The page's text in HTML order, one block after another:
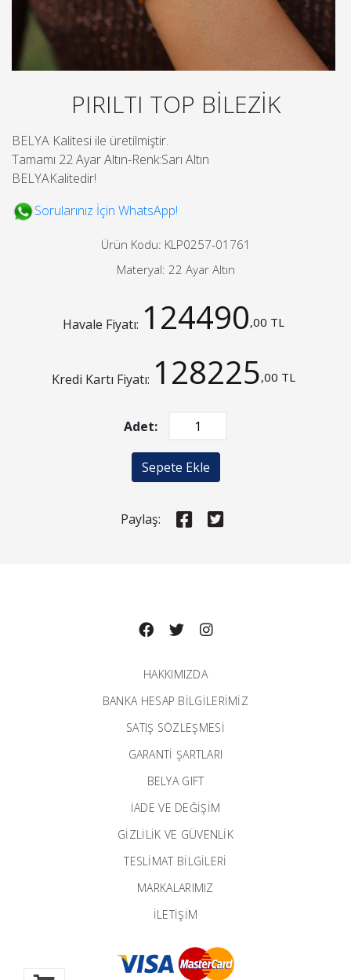
PIRILTI TOP BİLEZİK
BELYA Kalitesi ile üretilmiştir.
Tamamı 22 Ayar Altın-Renk:Sarı Altın
BELYAKalitedir!
Sorularınız İçin WhatsApp!
Ürün Kodu: KLP0257-01761
Materyal: 22 Ayar Altın
Havale Fiyatı: 124490,00 TL
Kredi Kartı Fiyatı: 128225,00 TL
Adet:
Sepete Ekle
Paylaş:
HAKKIMIZDA
BANKA HESAP BILGILERIMIZ
SATIŞ SÖZLEŞMESİ
GARANTI ŞARTLARI
BELYA GIFT
İADE VE DEĞİŞİM
GİZLİLİK VE GÜVENLİK
TESLİMAT BİLGİLERİ
MARKALARIMIZ
İLETIŞIM